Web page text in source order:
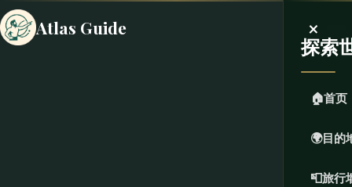
Atlas Guide ×
探索
🏠首页
🌍目的
📮旅行